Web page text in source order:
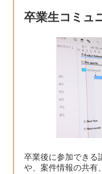
卒業生コミュ
卒業後に参加できる
や、案件情報の共有